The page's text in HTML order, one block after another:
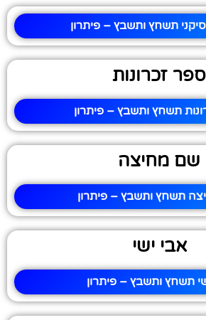
תשחץ ותשבץ – פיתרון
ספר זכרונות
תשחץ ותשבץ – פיתרון
שם מחיצה
תשחץ ותשבץ – פיתרון
אבי ישי
תשחץ ותשבץ – פיתרון